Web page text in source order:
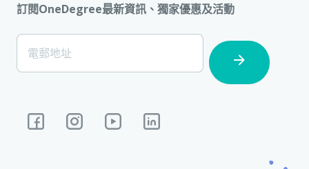
訂閱OneDegree最新資訊、獨家優惠及活動
[Footer]
Subscription
電郵地址